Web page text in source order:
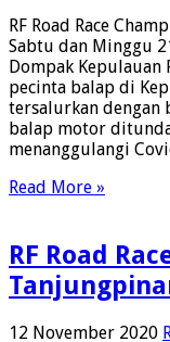
RF Road Race
Sabtu dan Minggu
Dompak
pecinta balap di
tersalurkan dengan
balap motor
menanggulangi
Read More »
RF Road
12 November 2020